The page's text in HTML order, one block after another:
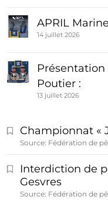
APRIL
14 juillet 2026
Poutier :
13 juillet 2026
Championnat «
Source: Fédération de
Interdiction de
Gesvres
Source: Fédération de